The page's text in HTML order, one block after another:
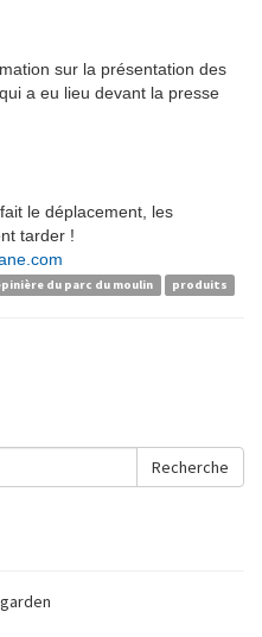
sur la présentation des
a eu lieu devant la presse
le déplacement, les
tarder !
du parc du moulin produits
Recherche